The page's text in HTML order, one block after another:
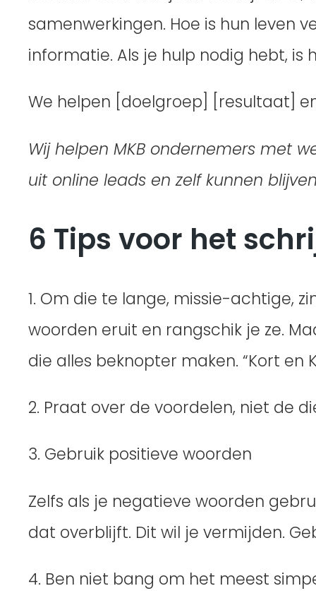
samenwerkingen. Hoe is hun leven
informatie. Als je hulp nodig hebt, is
We helpen [doelgroep] [resultaat]
Wij helpen MKB ondernemers met
uit online leads en zelf kunnen
6 Tips voor het
1. Om die te lange, missie-achtige,
woorden eruit en rangschik je ze.
die alles beknopter maken. “Kort en
2. Praat over de voordelen, niet de
3. Gebruik positieve woorden
Zelfs als je negatieve woorden
dat overblijft. Dit wil je vermijden.
4. Ben niet bang om het meest